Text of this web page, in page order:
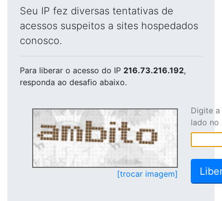
Seu IP fez diversas tentativas de
acessos suspeitos a sites hospedados
conosco.
Para liberar o acesso do IP 216.73.216.192,
responda ao desafio abaixo.
[trocar imagem]
Digite
lado no